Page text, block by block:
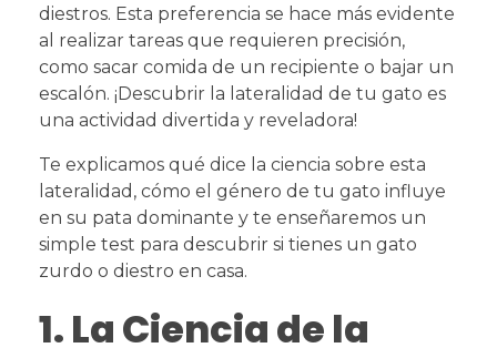
diestros. Esta preferencia se hace más evidente
al realizar tareas que requieren precisión,
como sacar comida de un recipiente o bajar un
escalón. ¡Descubrir la lateralidad de tu gato es
una actividad divertida y reveladora!
Te explicamos qué dice la ciencia sobre esta
lateralidad, cómo el género de tu gato influye
en su pata dominante y te enseñaremos un
simple test para descubrir si tienes un gato
zurdo o diestro en casa.
1. La Ciencia de la